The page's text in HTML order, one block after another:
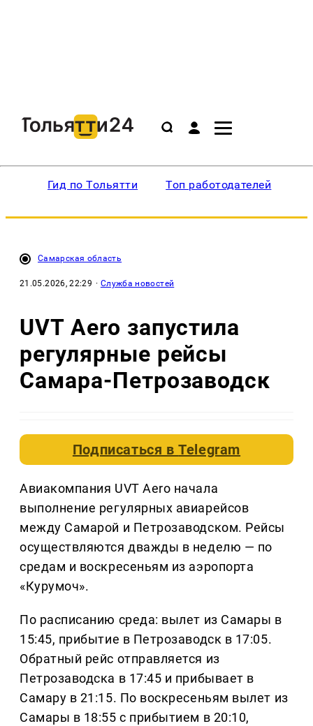
Гид по Тольятти Топ работодателей
Самарская область
21.05.2026, 22:29 · Служба новостей
UVT Aero запустила
регулярные рейсы
Самара-Петрозаводск
Подписаться вTelegram
Авиакомпания UVT Aero начала
выполнение регулярных авиарейсов
между Самарой и Петрозаводском. Рейсы
осуществляются дважды в неделю — по
средам и воскресеньям из аэропорта
«Курумоч».
По расписанию среда: вылет из Самары в
15:45, прибытие в Петрозаводск в 17:05.
Обратный рейс отправляется из
Петрозаводска в 17:45 и прибывает в
Самару в 21:15. По воскресеньям вылет из
Самары в 18:55 с прибытием в 20:10,